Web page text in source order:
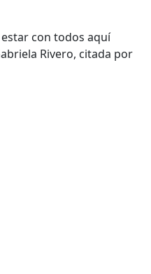
con todos aquí
Rivero, citada por